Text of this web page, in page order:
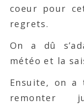
coeur pour
regrets.
On a dû
météo et la
Ensuite, on
remonter